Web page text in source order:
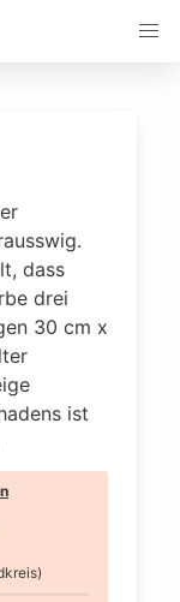
dass
drei
30 cm x
ist